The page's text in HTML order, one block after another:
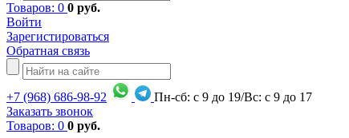
Товаров: 0 0 руб.
Войти
Зарегистироваться
Обратная связь
+7 (968) 686-98-92
Пн-сб: с 9 до 19/Вс: с 9 до 17
Заказать звонок
Товаров: 0 0 руб.